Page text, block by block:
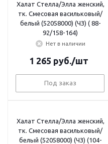
Халат Стелла/Элла женский,
тк. Смесовая васильковый/
белый (52058000) (ЧЗ) ( 88-
92/158-164)
Нет в наличии
1 265 руб./шт
Под заказ
Халат Стелла/Элла женский,
тк. Смесовая васильковый/
белый (52058000) (ЧЗ) (104-